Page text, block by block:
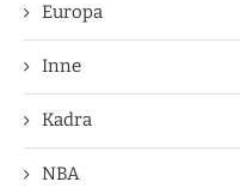
Europa
Inne
Kadra
NBA